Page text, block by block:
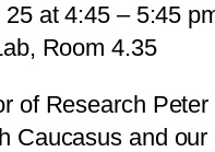
at 4:45 – 5:45
Room 4.35
r of Research Peter
Caucasus and our